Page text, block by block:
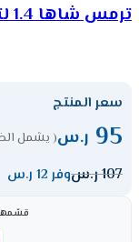
ترمس شاها 1.4 لتر بيد خشبية – أبيض 311115043
سعر المنتج
95 ر.س( يشمل
107ر.سوفر 12 ر.س